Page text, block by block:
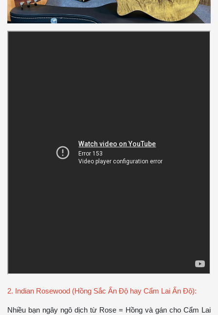
2. Indian Rosewood (Hồng Sắc Ấn Độ hay Cẩm Lai Ấn Độ):
Nhiều bạn ngây ngô dịch từ Rose = Hồng và gán cho Cẩm Lai